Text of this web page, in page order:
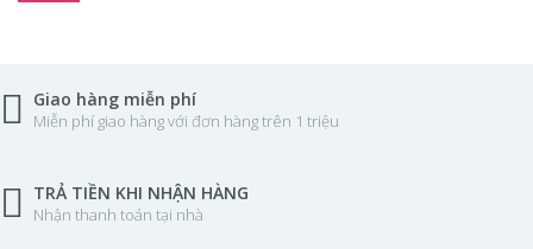
Giao hàng miễn phí
Miễn phí giao hàng với đơn hàng trên 1 triệu
TRẢ TIỀN KHI NHẬN HÀNG
Nhận thanh toán tại nhà